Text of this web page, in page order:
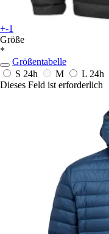
+-1
Größe
*
Größentabelle
S 24h M L 24h
Dieses Feld ist erforderlich